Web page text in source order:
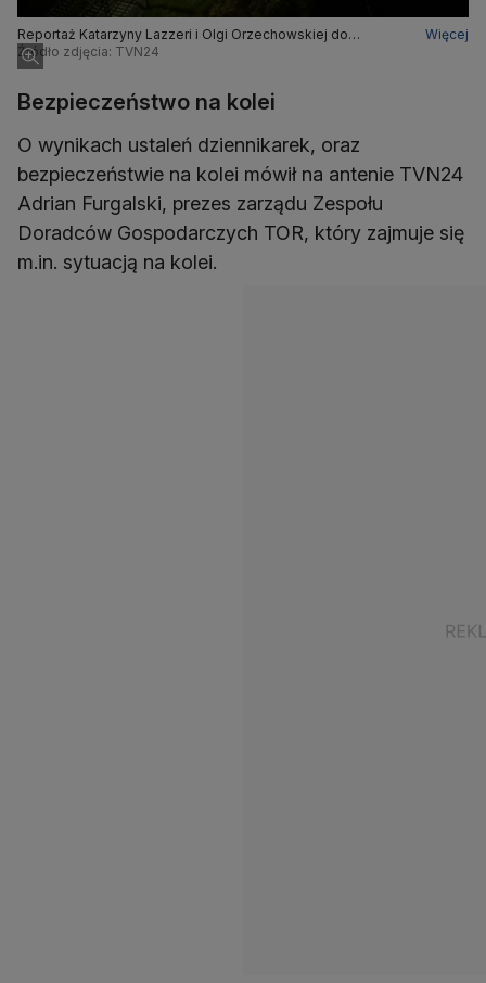
Reportaż Katarzyny Lazzeri i Olgi Orzechowskiej do
obejrzenia w TVN24GO
Więcej
Źródło zdjęcia: TVN24
Bezpieczeństwo na kolei
O wynikach ustaleń dziennikarek, oraz
bezpieczeństwie na kolei mówił na antenie TVN24
Adrian Furgalski, prezes zarządu Zespołu
Doradców Gospodarczych TOR, który zajmuje się
m.in. sytuacją na kolei.